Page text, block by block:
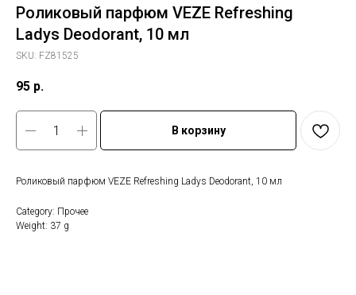
Роликовый парфюм VEZE Refreshing
Ladys Deodorant, 10 мл
SKU: FZ81525
95 р.
В корзину
Роликовый парфюм VEZE Refreshing Ladys Deodorant, 10 мл
Category: Прочее
Weight: 37 g